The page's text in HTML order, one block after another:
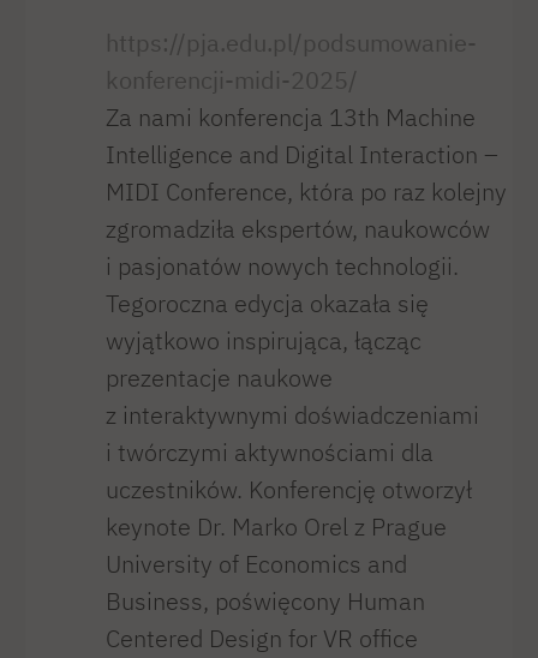
https://pja.edu.pl/podsumowanie-
konferencji-midi-2025/
Za nami konferencja 13th Machine
Intelligence and Digital Interaction –
MIDI Conference, która po raz kolejny
zgromadziła ekspertów, naukowców
i pasjonatów nowych technologii.
Tegoroczna edycja okazała się
wyjątkowo inspirująca, łącząc
prezentacje naukowe
z interaktywnymi doświadczeniami
i twórczymi aktywnościami dla
uczestników. Konferencję otworzył
keynote Dr. Marko Orel z Prague
University of Economics and
Business, poświęcony Human
Centered Design for VR office